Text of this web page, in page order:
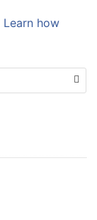
Learn how